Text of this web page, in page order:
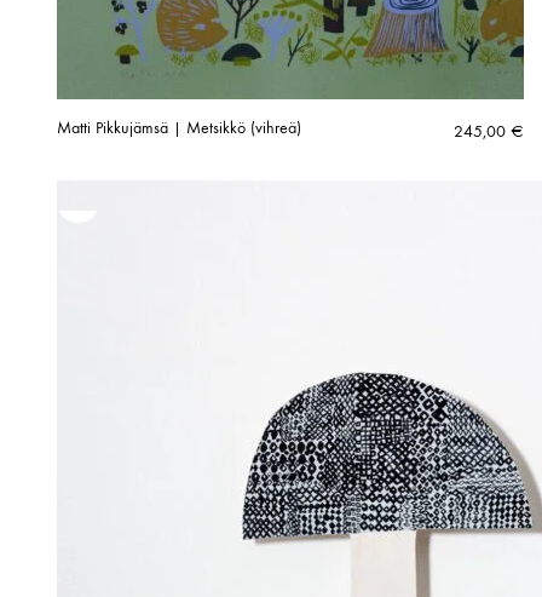
Matti Pikkujämsä | Metsikkö (vihreä) 245,00 €